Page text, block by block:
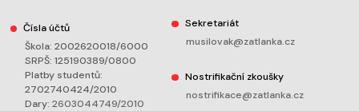
Čísla účtů
Škola: 2002620018/6000
SRPŠ: 125190389/0800
Platby studentů:
2702740424/2010
Dary: 2603044749/2010
Sekretariát
musilovak@zatlanka.cz
Nostrifikační zkoušky
nostrifikace@zatlanka.cz